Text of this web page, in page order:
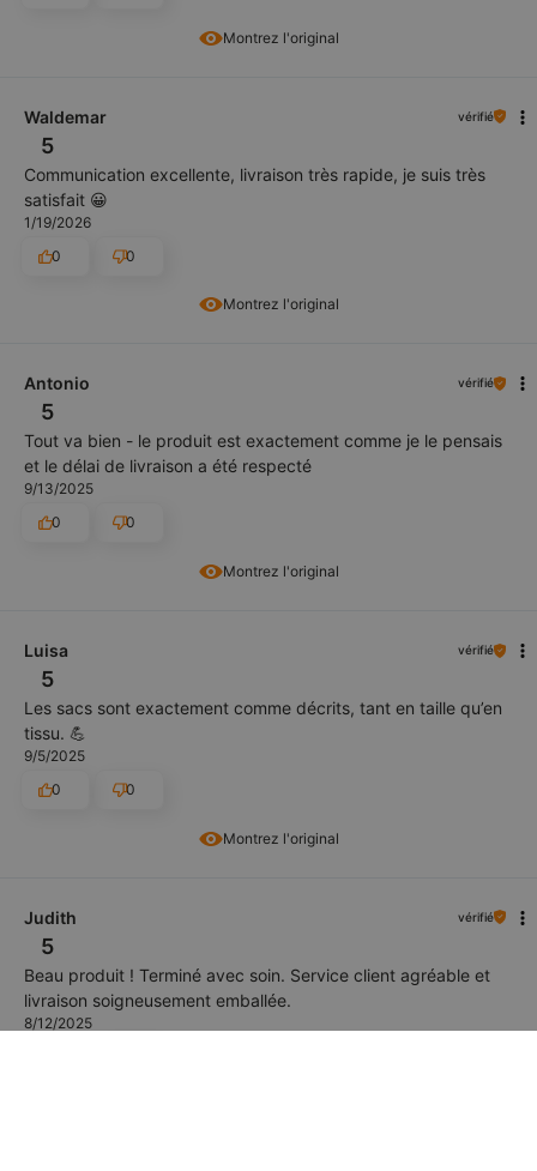
Montrez l'original
Montrez l'original
Waldemar vérifié
5
Communication excellente, livraison très rapide, je suis très
satisfait 😀
1/19/2026
0
0
Montrez l'original
Antonio vérifié
5
Tout va bien - le produit est exactement comme je le pensais
et le délai de livraison a été respecté
9/13/2025
0
0
Montrez l'original
Luisa vérifié
5
Les sacs sont exactement comme décrits, tant en taille qu’en
tissu. 💪
9/5/2025
0
0
Judith vérifié
5
Beau produit ! Terminé avec soin. Service client agréable et
livraison soigneusement emballée.
8/12/2025